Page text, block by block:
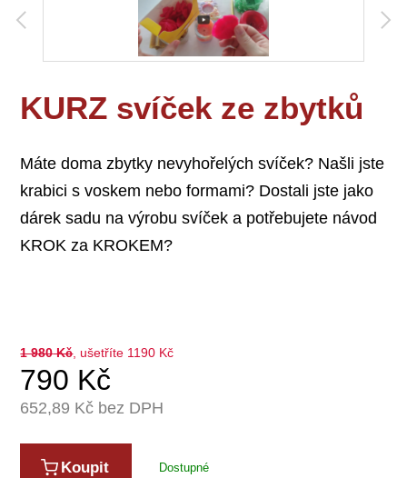
KURZ svíček ze zbytků
Máte doma zbytky nevyhořelých svíček? Našli jste
krabici s voskem nebo formami? Dostali jste jako
dárek sadu na výrobu svíček a potřebujete návod
KROK za KROKEM?
1 980Kč, ušetříte 1190 Kč
790 Kč
652,89 Kč bez DPH
Koupit Dostupné